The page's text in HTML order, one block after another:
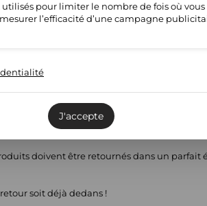
partenaire qui aura également la
ne pourra donner lieu à un
de 14 jours après réception des produits.
doivent être retournés dans un parfait
soit déjà dedans !
pour limiter le nombre de fois où vous
l’efficacité d’une campagne
J'accepte